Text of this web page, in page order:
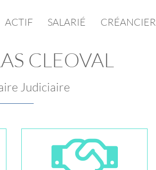
ACTIF SALARIÉ CRÉANCIER
CLEOVAL
Judiciaire